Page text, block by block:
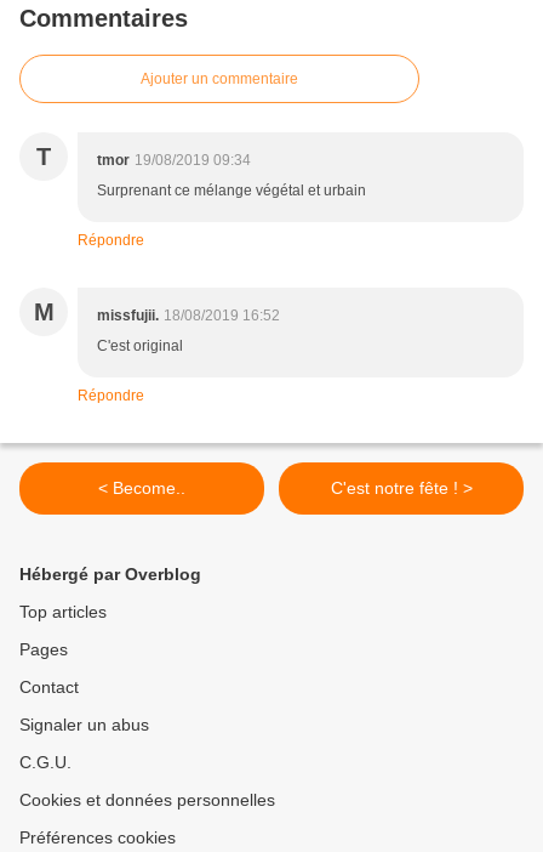
Commentaires
Ajouter un commentaire
T tmor 19/08/2019 09:34
Surprenant ce mélange végétal et urbain
Répondre
M missfujii. 18/08/2019 16:52
C'est original
Répondre
< Become.. C'est notre fête ! >
Hébergé par Overblog
Top articles
Pages
Contact
Signaler un abus
C.G.U.
Cookies et données personnelles
Préférences cookies